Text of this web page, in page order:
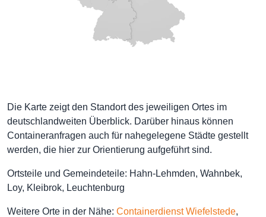
Die Karte zeigt den Standort des jeweiligen Ortes im
deutschlandweiten Überblick. Darüber hinaus können
Containeranfragen auch für nahegelegene Städte gestellt
werden, die hier zur Orientierung aufgeführt sind.
Ortsteile und Gemeindeteile: Hahn-Lehmden, Wahnbek,
Loy, Kleibrok, Leuchtenburg
Weitere Orte in der Nähe: Containerdienst Wiefelstede,